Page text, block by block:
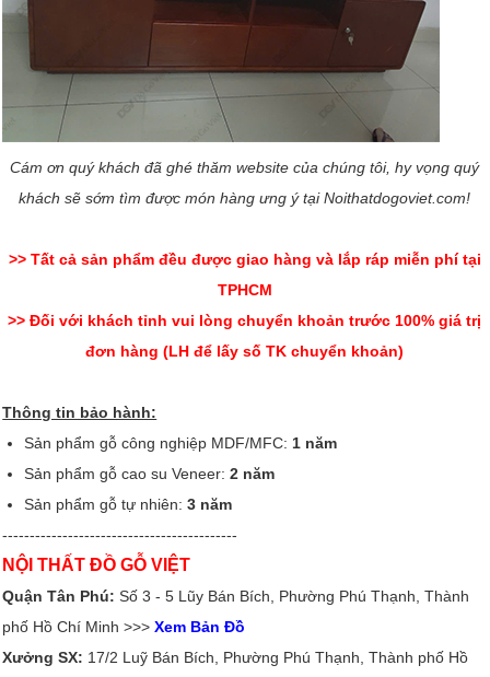
Cám ơn quý khách đã ghé thăm website của chúng tôi, hy vọng quý
khách sẽ sớm tìm được món hàng ưng ý tại Noithatdogoviet.com!
>> Tất cả sản phẩm đều được giao hàng và lắp ráp miễn phí tại
TPHCM
>> Đối với khách tỉnh vui lòng chuyển khoản trước 100% giá trị
đơn hàng (LH để lấy số TK chuyển khoản)
Thông tin bảo hành:
Sản phẩm gỗ công nghiệp MDF/MFC: 1 năm
Sản phẩm gỗ cao su Veneer:2 năm
Sản phẩm gỗ tự nhiên:3 năm
-------------------------------------------
NỘI THẤT ĐỒ GỖ VIỆT
Quận Tân Phú: Số 3 - 5 Lũy Bán Bích, Phường Phú Thạnh, Thành
phố Hồ Chí Minh >>> Xem Bản Đồ
Xưởng SX: 17/2 Luỹ Bán Bích, Phường Phú Thạnh, Thành phố Hồ